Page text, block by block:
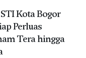
Kota Bogor
Perluas
Tera hingga